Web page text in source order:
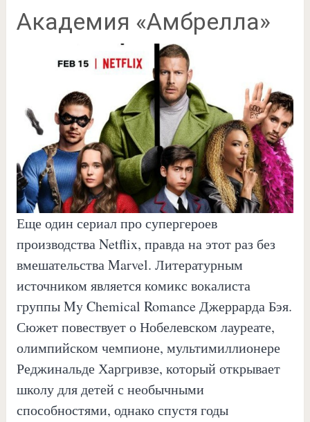
Академия «Амбрелла»
Еще один сериал про супергероев
производства Netflix, правда на этот раз без
вмешательства Marvel. Литературным
источником является комикс вокалиста
группы My Chemical Romance Джеррарда Бэя.
Сюжет повествует о Нобелевском лауреате,
олимпийском чемпионе, мультимиллионере
Реджинальде Харгривзе, который открывает
школу для детей с необычными
способностями, однако спустя годы